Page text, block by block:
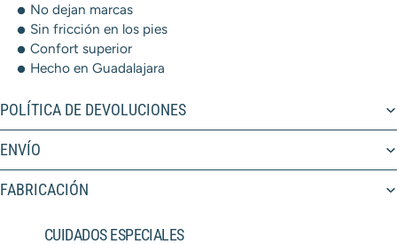
No dejan marcas
Sin fricción en los pies
Confort superior
Hecho en Guadalajara
POLÍTICA DE DEVOLUCIONES
ENVÍO
FABRICACIÓN
CUIDADOS ESPECIALES